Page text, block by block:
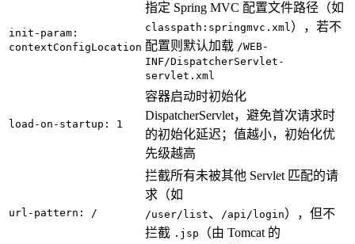
init-param:
contextConfigLocation
指定 Spring MVC 配置文件路径（如
classpath:springmvc.xml），若不
配置则默认加载 /WEB-
INF/DispatcherServlet-
servlet.xml
load-on-startup: 1
容器启动时初始化
DispatcherServlet，避免首次请求时
的初始化延迟；值越小，初始化优
先级越高
url-pattern: /
拦截所有未被其他 Servlet 匹配的请
求（如
/user/list、 /api/login），但不
拦截 .jsp （由 Tomcat 的